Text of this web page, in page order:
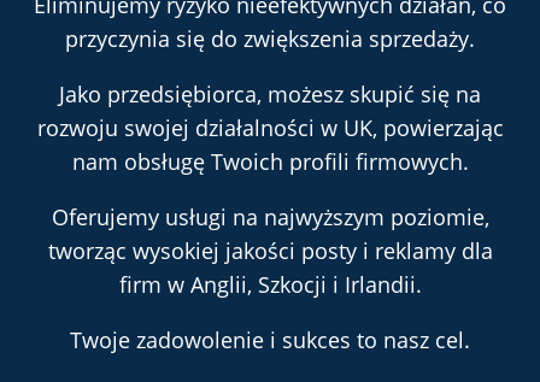
przyczynia się do zwiększenia sprzedaży.
Jako przedsiębiorca, możesz skupić się na
rozwoju swojej działalności w UK, powierzając
nam obsługę Twoich profili firmowych.
Oferujemy usługi na najwyższym poziomie,
tworząc wysokiej jakości posty i reklamy dla
firm w Anglii, Szkocji i Irlandii.
Twoje zadowolenie i sukces to nasz cel.